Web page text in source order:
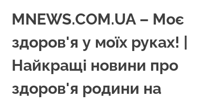
MNEWS.COM.UA – Моє
здоров'я у моїх руках! |
Найкращі новини про
здоров'я родини на